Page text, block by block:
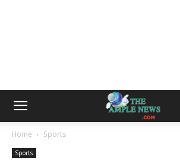
Home Sports
Sports